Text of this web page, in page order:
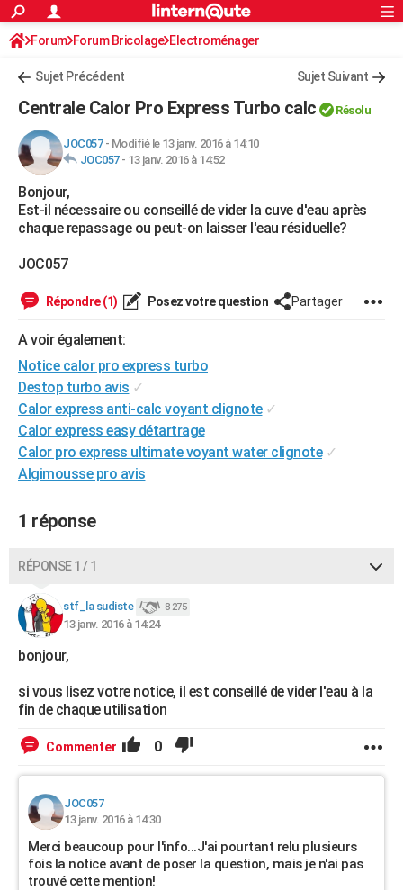
ACTUALITÉS
Politique
Société
Faits Divers
Education
Monde
Villes
+
FINANCE
Retraite
Impôts
Epargne
Immobilier
Risques naturels par ville
Banque
Assurance
Crédit
AUTO
Essais
Réserver un essai
Citadines
Berlines
SUV
Forum auto
+HIGH-TECH
Mobiles
Meilleur smartphone
Internet
Ordinateurs
Jeux vidéo
Guide high-tech
+
Forum
Aménagement intérieur
Extérieur
Cuisine
Salle de bains
Jardinage
Rangement
Guides de France
Escapades
Patrimoine
Expositions
Musées
Week-end nature
Art de vivre
Bien-être
Loisirs
Mode
Modes de vie
Alimentation
Guide de la santé
Maladies
Médicaments
Sommeil
VOYAGE
Destinations
Voyage nature
Voyage de noces
PHOTO
GUIDES D'ACHAT
CARTE DE VOEUX
Carte de Noël
Carte Bonne année
Carte Saint-Valentin
Carte Pâques
Carte d'anniversaire
DICTIONNAIRE
Dictionnaire
Biographies
Citations
Expressions
Proverbes
PROGRAMME TV
FORUM
Bricolage
Lifestyle
Culture
Sport
Auto
Television
Voyage
Cinema
S'inscrire
Connexion
Forum Forum Bricolage Electroménager
Sujet Précédent Sujet Suivant
Centrale Calor Pro Express Turbo calc Résolu
JOC057- Modifié le 13 janv. 2016 à 14:10
JOC057- 13 janv. 2016 à 14:52
Bonjour,
Est-il nécessaire ou conseillé de vider la cuve d'eau après
chaque repassage ou peut-on laisser l'eau résiduelle?
JOC057
Répondre (1) Posez votre question Partager
A voir également:
Notice calor pro express turbo
Destop turbo avis ✓
Calor express anti-calc voyant clignote ✓
Calor express easy détartrage
Calor pro express ultimate voyant water clignote ✓
Algimousse pro avis
1 réponse
RÉPONSE 1 / 1
stf_la sudiste 8 275
13 janv. 2016 à 14:24
bonjour,
si vous lisez votre notice, il est conseillé de vider l'eau à la
fin de chaque utilisation
Commenter 0
JOC057
13 janv. 2016 à 14:30
Merci beaucoup pour l'info...J'ai pourtant relu plusieurs
fois la notice avant de poser la question, mais je n'ai pas
trouvé cette mention!